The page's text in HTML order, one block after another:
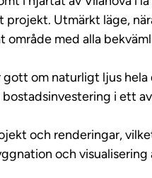
Utmärkt läge,
med alla
om naturligt ljus hela
i ett
och renderingar,
och